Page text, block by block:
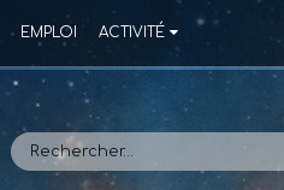
EMPLOI ACTIVITÉ